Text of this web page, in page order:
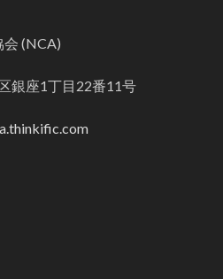
(NCA)
銀座1丁目22番11号